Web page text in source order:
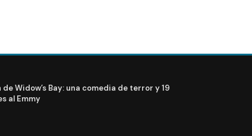
Widow’s Bay: una comedia de terror y 19
al Emmy